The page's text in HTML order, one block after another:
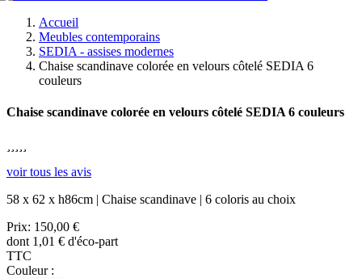
Accueil
Meubles contemporains
SEDIA - assises modernes
Chaise scandinave colorée en velours côtelé SEDIA 6
couleurs
Chaise scandinave colorée en velours côtelé SEDIA 6 couleurs
voir tous les avis
58 x 62 x h86cm | Chaise scandinave | 6 coloris au choix
Prix: 150,00 €
dont 1,01 € d'éco-part
TTC
Couleur :